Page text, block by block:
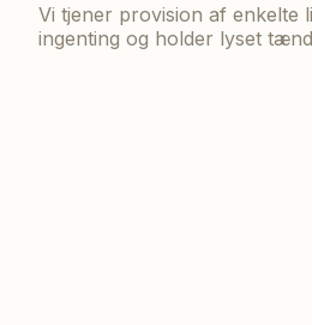
Vi tjener provision af enkelte
ingenting og holder lyset